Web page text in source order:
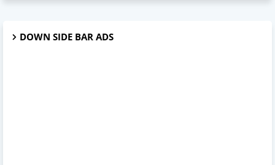
DOWN SIDE BAR ADS